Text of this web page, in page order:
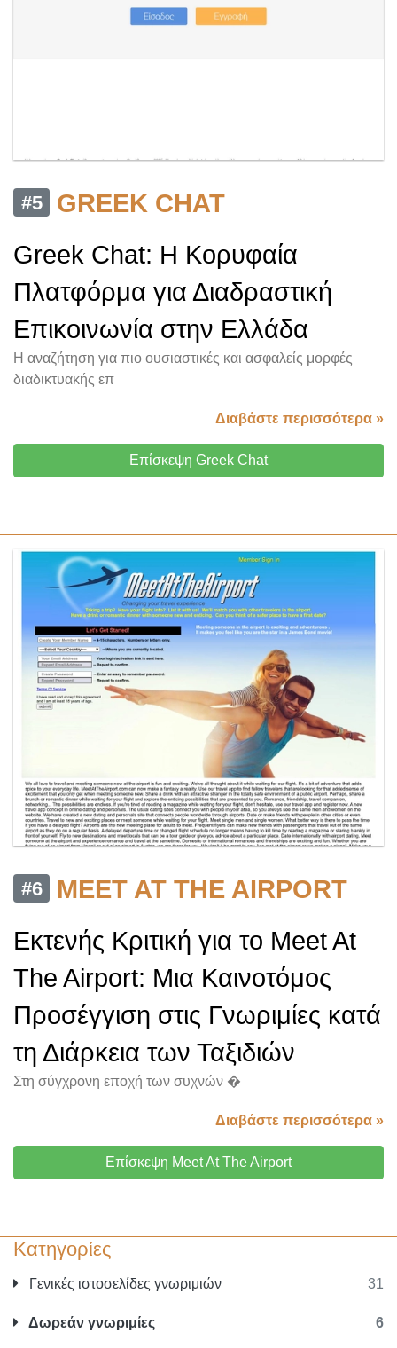
Κατηγορίες
Γενικές ιστοσελίδες γνωριμιών 31
Δωρεάν γνωριμίες 6
#5
GREEK CHAT
Greek Chat: Η Κορυφαία
Πλατφόρμα για Διαδραστική
Επικοινωνία στην Ελλάδα
Η αναζήτηση για πιο ουσιαστικές και ασφαλείς μορφές
διαδικτυακής επ
Διαβάστε περισσότερα »
Επίσκεψη Greek Chat
#6
MEET AT THE AIRPORT
Εκτενής Κριτική για το Meet At
The Airport: Μια Καινοτόμος
Προσέγγιση στις Γνωριμίες κατά
τη Διάρκεια των Ταξιδιών
Στη σύγχρονη εποχή των συχνών �
Διαβάστε περισσότερα »
Επίσκεψη Meet At The Airport